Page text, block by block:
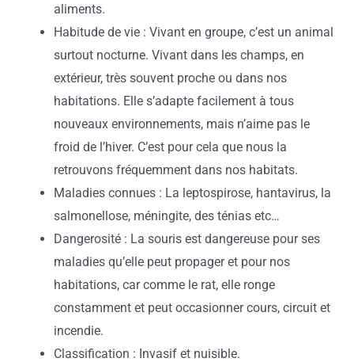
aliments.
Habitude de vie : Vivant en groupe, c’est un animal
surtout nocturne. Vivant dans les champs, en
extérieur, très souvent proche ou dans nos
habitations. Elle s’adapte facilement à tous
nouveaux environnements, mais n’aime pas le
froid de l’hiver. C’est pour cela que nous la
retrouvons fréquemment dans nos habitats.
Maladies connues : La leptospirose, hantavirus, la
salmonellose, méningite, des ténias etc…
Dangerosité : La souris est dangereuse pour ses
maladies qu’elle peut propager et pour nos
habitations, car comme le rat, elle ronge
constamment et peut occasionner cours, circuit et
incendie.
Classification : Invasif et nuisible.